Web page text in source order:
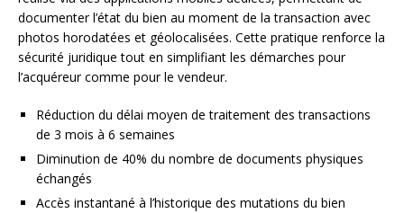
documenter l’état du bien au moment de la transaction avec
photos horodatées et géolocalisées. Cette pratique renforce la
sécurité juridique tout en simplifiant les démarches pour
l’acquéreur comme pour le vendeur.
Réduction du délai moyen de traitement des transactions
de 3 mois à 6 semaines
Diminution de 40% du nombre de documents physiques
échangés
Accès instantané à l’historique des mutations du bien